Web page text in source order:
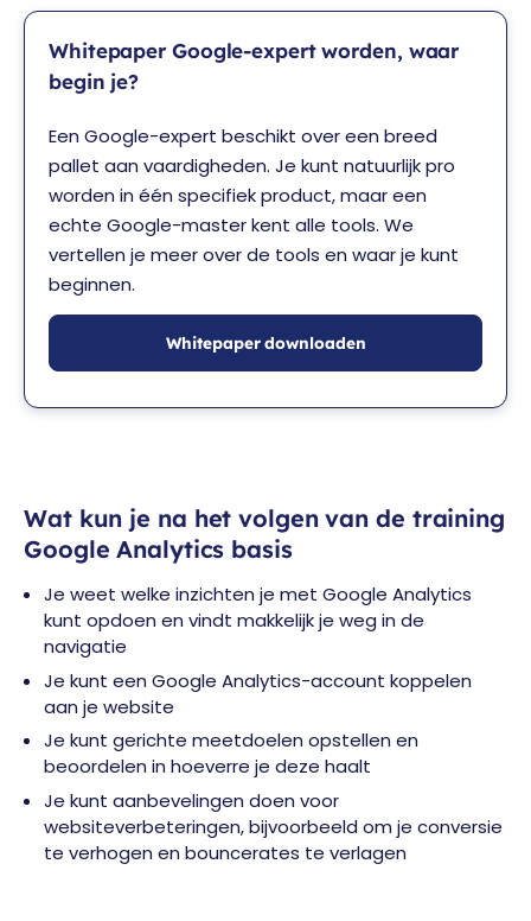
Whitepaper Google-expert worden, waar
begin je?
Een Google-expert beschikt over een breed
pallet aan vaardigheden. Je kunt natuurlijk pro
worden in één specifiek product, maar een
echte Google-master kent alle tools. We
vertellen je meer over de tools en waar je kunt
beginnen.
Whitepaper downloaden
Wat kun je na het volgen van de training
Google Analytics basis
Je weet welke inzichten je met Google Analytics
kunt opdoen en vindt makkelijk je weg in de
navigatie
Je kunt een Google Analytics-account koppelen
aan je website
Je kunt gerichte meetdoelen opstellen en
beoordelen in hoeverre je deze haalt
Je kunt aanbevelingen doen voor
websiteverbeteringen, bijvoorbeeld om je conversie
te verhogen en bouncerates te verlagen